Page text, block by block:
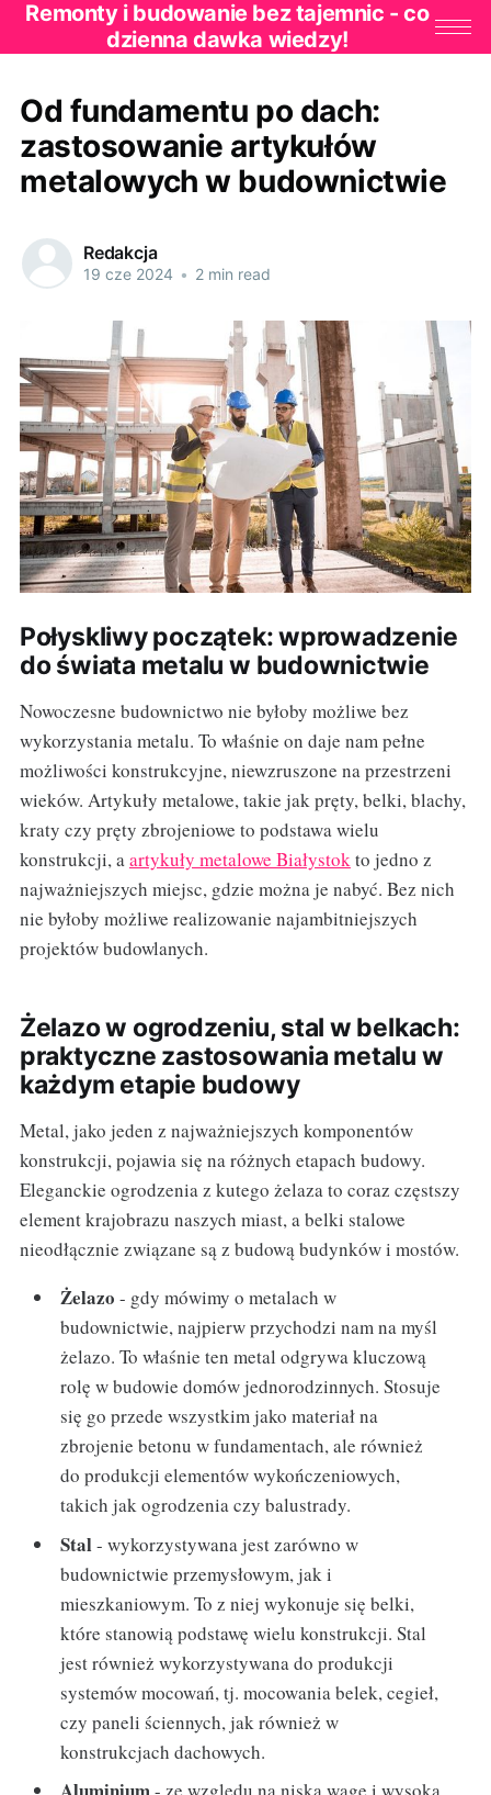
Remonty i budowanie bez tajemnic - co
dzienna dawka wiedzy!
Od fundamentu po dach:
zastosowanie artykułów
metalowych w budownictwie
Redakcja
19 cze 2024 • 2 min read
Połyskliwy początek: wprowadzenie
do świata metalu w budownictwie
Nowoczesne budownictwo nie byłoby możliwe bez
wykorzystania metalu. To właśnie on daje nam pełne
możliwości konstrukcyjne, niewzruszone na przestrzeni
wieków. Artykuły metalowe, takie jak pręty, belki, blachy,
kraty czy pręty zbrojeniowe to podstawa wielu
konstrukcji, a artykuły metalowe Białystok to jedno z
najważniejszych miejsc, gdzie można je nabyć. Bez nich
nie byłoby możliwe realizowanie najambitniejszych
projektów budowlanych.
Żelazo w ogrodzeniu, stal w belkach:
praktyczne zastosowania metalu w
każdym etapie budowy
Metal, jako jeden z najważniejszych komponentów
konstrukcji, pojawia się na różnych etapach budowy.
Eleganckie ogrodzenia z kutego żelaza to coraz częstszy
element krajobrazu naszych miast, a belki stalowe
nieodłącznie związane są z budową budynków i mostów.
Żelazo - gdy mówimy o metalach w
budownictwie, najpierw przychodzi nam na myśl
żelazo. To właśnie ten metal odgrywa kluczową
rolę w budowie domów jednorodzinnych. Stosuje
się go przede wszystkim jako materiał na
zbrojenie betonu w fundamentach, ale również
do produkcji elementów wykończeniowych,
takich jak ogrodzenia czy balustrady.
Stal- wykorzystywana jest zarówno w
budownictwie przemysłowym, jak i
mieszkaniowym. To z niej wykonuje się belki,
które stanowią podstawę wielu konstrukcji. Stal
jest również wykorzystywana do produkcji
systemów mocowań, tj. mocowania belek, cegieł,
czy paneli ściennych, jak również w
konstrukcjach dachowych.